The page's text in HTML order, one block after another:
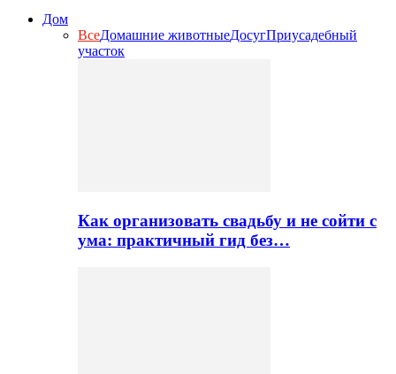
Дом
ВсеДомашние животныеДосугПриусадебный
участок
Как организовать свадьбу и не сойти с
ума: практичный гид без…